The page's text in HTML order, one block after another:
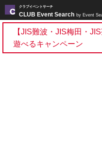
クラブイベントサーチ
CLUB Event Search by Event
【JIS難波・JIS梅田・
遊べるキャンペーン